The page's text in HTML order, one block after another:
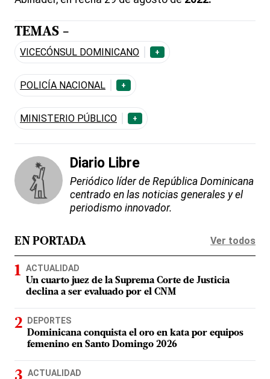
TEMAS -
VICECÓNSUL DOMINICANO +
POLICÍA NACIONAL +
MINISTERIO PÚBLICO +
Diario Libre
Periódico líder de República Dominicana
centrado en las noticias generales y el
periodismo innovador.
EN PORTADA Ver todos
ACTUALIDAD
Un cuarto juez de la Suprema Corte de Justicia
declina a ser evaluado por el CNM
DEPORTES
Dominicana conquista el oro en kata por equipos
femenino en Santo Domingo 2026
ACTUALIDAD